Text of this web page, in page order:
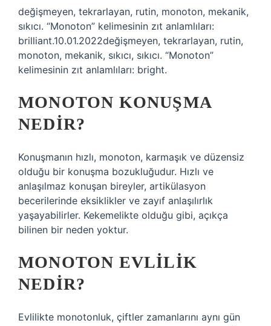
değişmeyen, tekrarlayan, rutin, monoton, mekanik,
sıkıcı. “Monoton” kelimesinin zıt anlamlıları:
brilliant.10.01.2022değişmeyen, tekrarlayan, rutin,
monoton, mekanik, sıkıcı, sıkıcı. “Monoton”
kelimesinin zıt anlamlıları: bright.
MONOTON KONUŞMA
NEDIR?
Konuşmanın hızlı, monoton, karmaşık ve düzensiz
olduğu bir konuşma bozukluğudur. Hızlı ve
anlaşılmaz konuşan bireyler, artikülasyon
becerilerinde eksiklikler ve zayıf anlaşılırlık
yaşayabilirler. Kekemelikte olduğu gibi, açıkça
bilinen bir neden yoktur.
MONOTON EVLILIK
NEDIR?
Evlilikte monotonluk, çiftler zamanlarını aynı gün